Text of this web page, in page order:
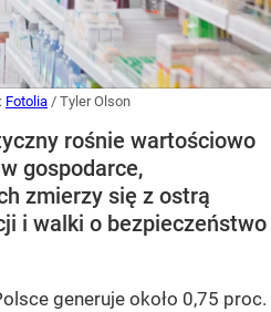
Fotolia / Tyler Olson
rośnie wartościowo
gospodarce,
zmierzy się z ostrą
i walki o bezpieczeństwo
generuje około 0,75 proc.